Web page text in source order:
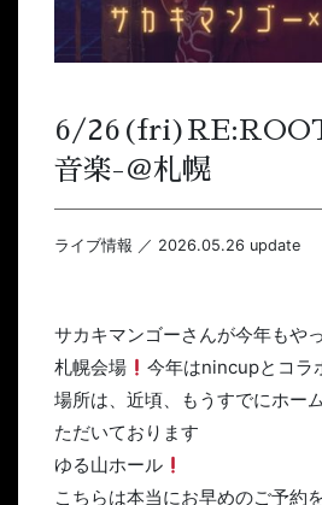
6/
音楽-＠札幌
ライブ情報 ／ 2026.05.26 update
サカキマンゴーさんが今年もや
札幌会場
今年はnincupとコ
場所は、近頃、もうすでにホー
ただいております
ゆる山ホール
こちらは本当にお早めのご予約